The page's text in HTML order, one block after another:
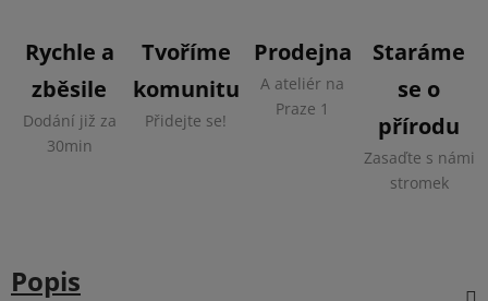
Rychle a
zběsile
Dodání již za
30min
Tvoříme
komunitu
Přidejte se!
Prodejna
A ateliér na
Praze 1
Staráme
se o
přírodu
Zasaďte s námi
stromek
Popis